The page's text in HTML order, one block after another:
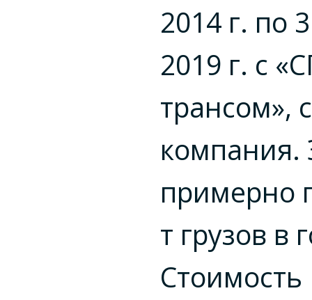
2014 г. по
2019 г. с
трансом»,
компания.
примерно
т грузов в
Стоимость